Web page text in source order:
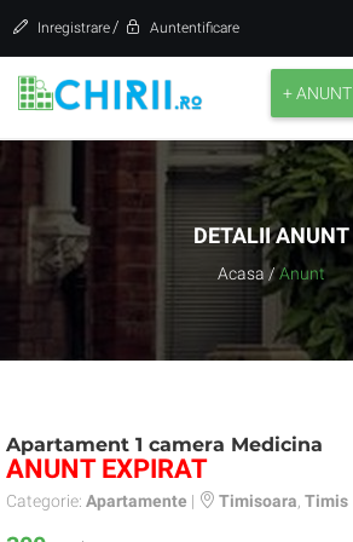
Inregistrare / Auntentificare
+ ANUNT
DETALII ANUNT
Acasa / Anunt
Apartament 1 camera Medicina
ANUNT EXPIRAT
Categorie: Apartamente | Timisoara Timis